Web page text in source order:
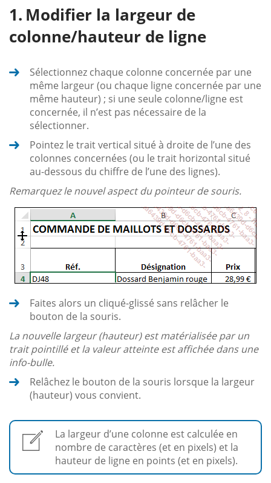
Modifier la largeur de
colonne/hauteur de ligne
Sélectionnez chaque colonne concernée par une
même largeur (ou chaque ligne concernée par une
même hauteur) ; si une seule colonne/ligne est
concernée, il n’est pas nécessaire de la
sélectionner.
Pointez le trait vertical situé à droite de l’une des
colonnes concernées (ou le trait horizontal situé
au-dessous du chiffre de l’une des lignes).
Remarquez le nouvel aspect du pointeur de souris.
Faites alors un cliqué-glissé sans relâcher le
bouton de la souris.
La nouvelle largeur (hauteur) est matérialisée par un
trait pointillé et la valeur atteinte est affichée dans une
info-bulle.
Relâchez le bouton de la souris lorsque la largeur
(hauteur) vous convient.
La largeur d’une colonne est calculée en
nombre de caractères (et en pixels) et la
hauteur de ligne en points (et en pixels).